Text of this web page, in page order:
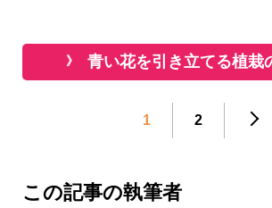
青い花を引き立てる植栽
1 2
この記事の執筆者